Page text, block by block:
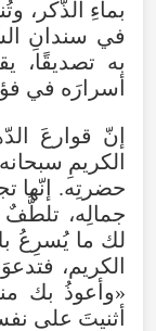
بماءِ الذّكر ،
في سندانِ
به تصديقًا،
أسرارَه في
إنّ قوارعَ
الكريمِ سبحانه
حضرتِه. إنّها
جمالِه، تلطُّفٌ
لك ما يُسرِعُ
الكريم، فتدعوَ
«وأعوذُ بك
أثنيتَ على